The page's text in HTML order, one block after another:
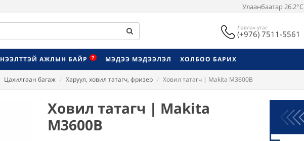
Улаанбаатар26.2°C
Лавлах утас
(+976) 7511-5561
НЭЭЛТТЭЙ АЖЛЫН БАЙР 7 МЭДЭЭ МЭДЭЭЛЭЛ ХОЛБОО БАРИХ
Цахилгаан багаж Харуул, ховил татагч, фризер Ховил татагч | Makita M3600B
Ховил татагч | Makita
M3600B